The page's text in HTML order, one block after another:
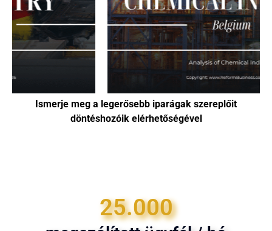
Ismerje meg a legerősebb iparágak szereplőit
döntéshozóik elérhetőségével
25.000